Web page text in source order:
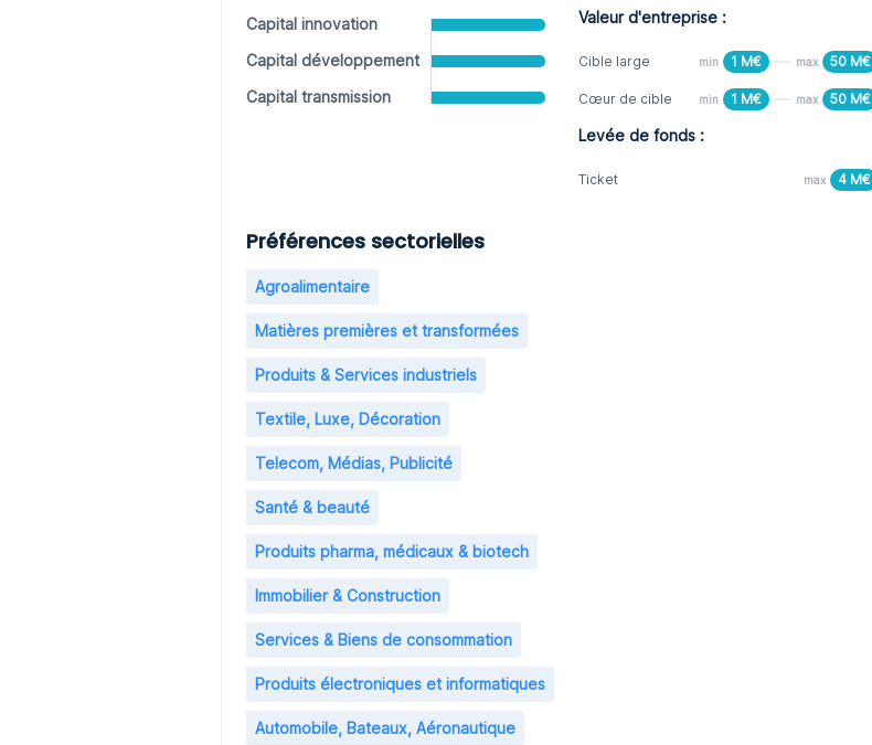
Capital innovation
Capital développement
Capital transmission
Valeur d'entreprise :
Cible large min 1 M€ max 50 M€
Cœur de cible min 1 M€ max 50 M€
Levée de fonds :
Ticket max 4 M€
Préférences sectorielles
Agroalimentaire
Matières premières et transformées
Produits & Services industriels
Textile, Luxe, Décoration
Telecom, Médias, Publicité
Santé & beauté
Produits pharma, médicaux & biotech
Immobilier & Construction
Services & Biens de consommation
Produits électroniques et informatiques
Automobile, Bateaux, Aéronautique